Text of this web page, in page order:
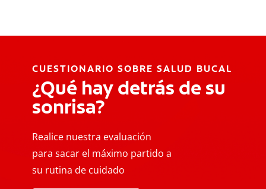
CUESTIONARIO SOBRE SALUD BUCAL
¿Qué hay detrás de su
sonrisa?
Realice nuestra evaluación
para sacar el máximo partido a
su rutina de cuidado